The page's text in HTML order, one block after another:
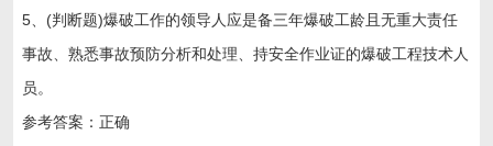
5、(判断题)爆破工作的领导人应是备三年爆破工龄且无重大责任
事故、熟悉事故预防分析和处理、持安全作业证的爆破工程技术人
员。
参考答案：正确